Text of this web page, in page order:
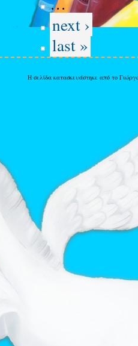
next ›
last »
Η σελίδα κατασκευάστηκε από το